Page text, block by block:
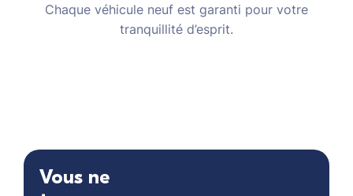
Chaque véhicule neuf est garanti pour votre
tranquillité d’esprit.
Vous ne